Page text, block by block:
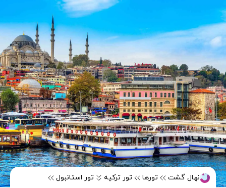
نهال گشت تورها تور ترکیه تور استانبول